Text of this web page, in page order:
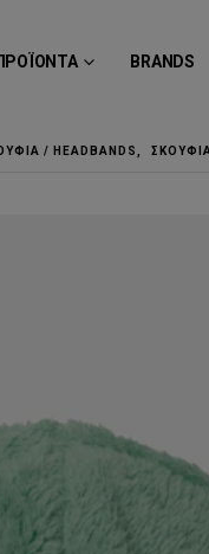
BRANDS
/ HEADBANDS